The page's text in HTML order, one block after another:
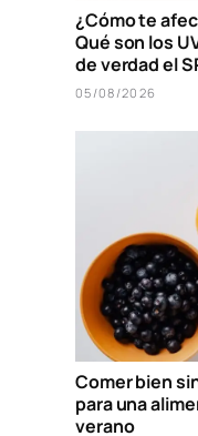
¿Cómo te
Qué son los
de verdad el
05/08/2026
Comer bien
para una
verano